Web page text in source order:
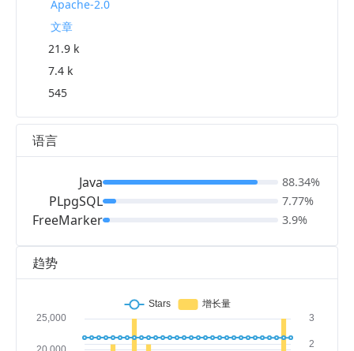
趋势
Apache-2.0
文章
21.9 k
7.4 k
545
语言
Java
PLpgSQL
FreeMarker
88.34%
7.77%
3.9%